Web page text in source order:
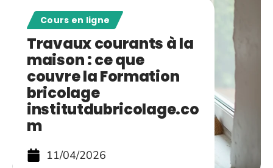
Cours en ligne
Travaux courants à la
maison : ce que
couvre la Formation
bricolage
institutdubricolage.co
m
11/04/2026